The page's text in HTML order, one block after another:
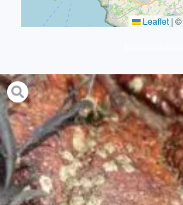
Leaflet | ©